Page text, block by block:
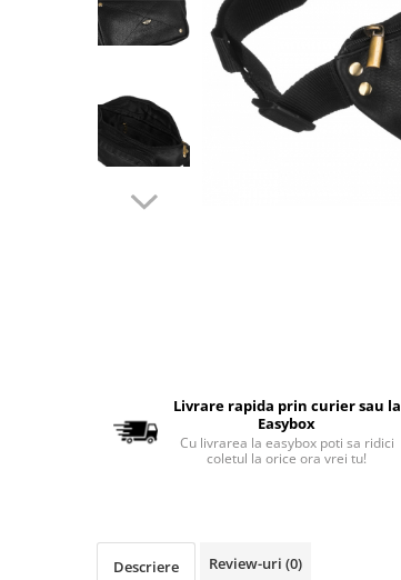
Livrare rapida prin curier sau la
Easybox
Cu livrarea la easybox poti sa ridici
coletul la orice ora vrei tu!
Descriere Review-uri (0)